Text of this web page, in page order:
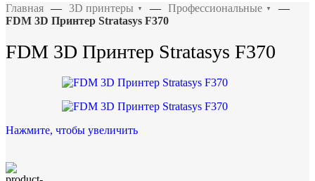
Главная — 3D принтеры ▼ — Профессиональные ▼
—
FDM 3D Принтер Stratasys F370
FDM 3D Принтер Stratasys F370
Нажмите, чтобы увеличить